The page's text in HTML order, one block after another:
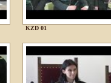
KZD 01